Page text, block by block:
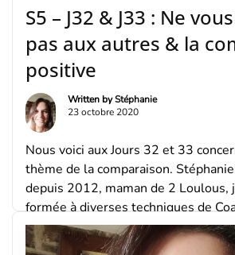
S5 – J32 & J33 : Ne
pas aux autres & la
positive
Written byStéphanie
23 octobre 2020
Nous voici aux Jours 32 et 33
thème de la comparaison.
depuis 2012, maman de 2 Loulous,
formée à diverses techniques de
Coaching, Success Coaching,
Créativité (Journal Créatif®, Carnet